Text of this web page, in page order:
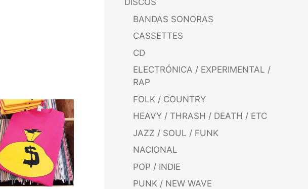
DISCOS
BANDAS SONORAS
CASSETTES
CD
ELECTRÓNICA / EXPERIMENTAL /
RAP
FOLK / COUNTRY
HEAVY / THRASH / DEATH / ETC
JAZZ / SOUL / FUNK
NACIONAL
POP / INDIE
PUNK / NEW WAVE